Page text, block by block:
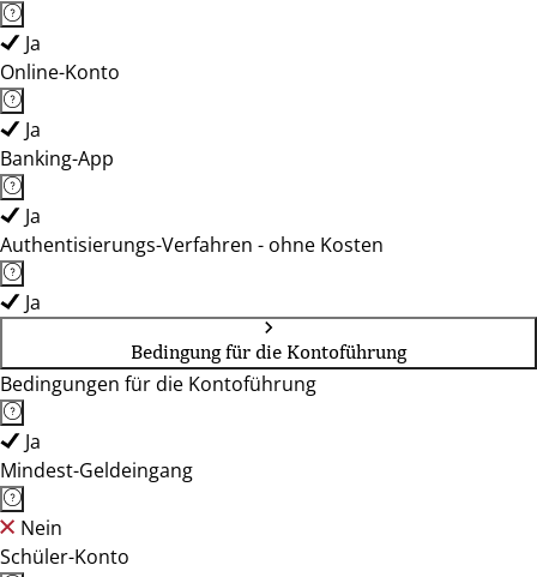
Ja
Online-Konto
Ja
Banking-App
Ja
Authentisierungs-Verfahren - ohne Kosten
Ja
Bedingung für die Kontoführung
Bedingungen für die Kontoführung
Ja
Mindest-Geldeingang
Nein
Schüler-Konto